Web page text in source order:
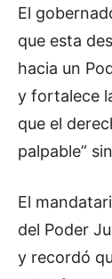
El
que esta
hacia un
y fortalece
que el
palpable”
El
del Poder
y recordó